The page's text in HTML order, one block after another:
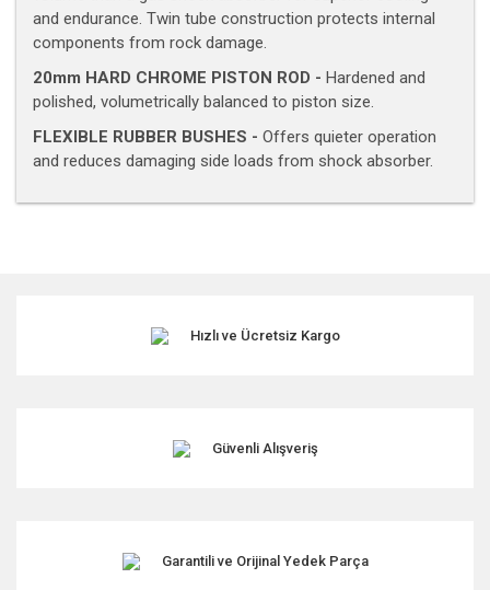
and endurance. Twin tube construction protects internal
components from rock damage.
20mm HARD CHROME PISTON ROD - Hardened and
polished, volumetrically balanced to piston size.
FLEXIBLE RUBBER BUSHES - Offers quieter operation
and reduces damaging side loads from shock absorber.
Ürün resmi kalitesiz, bozuk veya görüntülenemiyor.
Ürün fiyatı diğer sitelerden daha pahalı.
Hızlı ve Ücretsiz Kargo
Güvenli Alışveriş
Garantili ve Orijinal Yedek Parça